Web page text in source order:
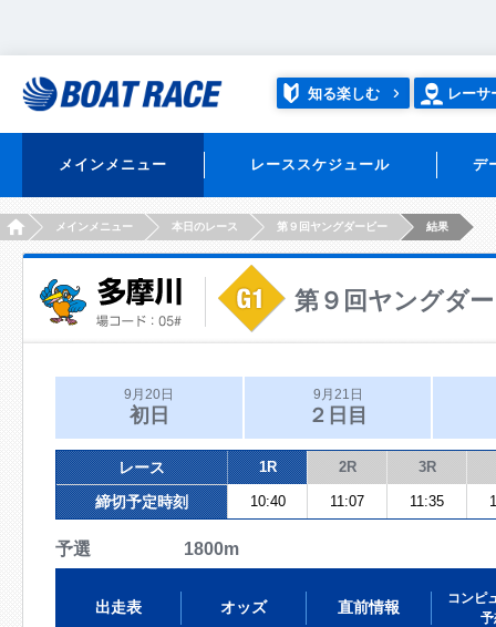
知る楽しむ レーサ
メインメニュー レーススケジュール デ
HOMEメインメニュー 本日のレース 第９回ヤングダービー 結果
第９回ヤングダ
9月20日
初日
9月21日
２日目
レース 1R 2R 3R
締切予定時刻 10:40 11:07 11:35
予選 1800m
出走表 オッズ 直前情報
コンピ
予